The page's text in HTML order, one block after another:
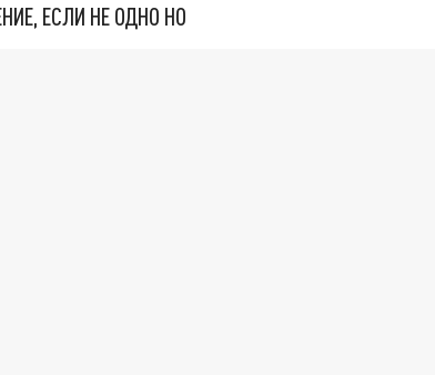
ЕСЛИ НЕ ОДНО НО